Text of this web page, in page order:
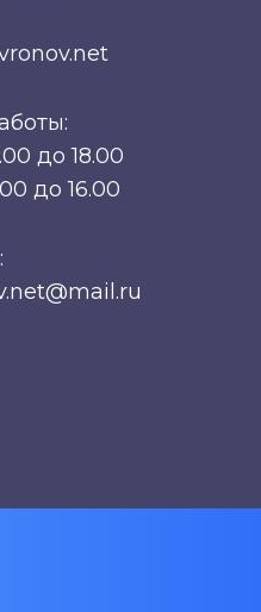
до 18.00
до 16.00